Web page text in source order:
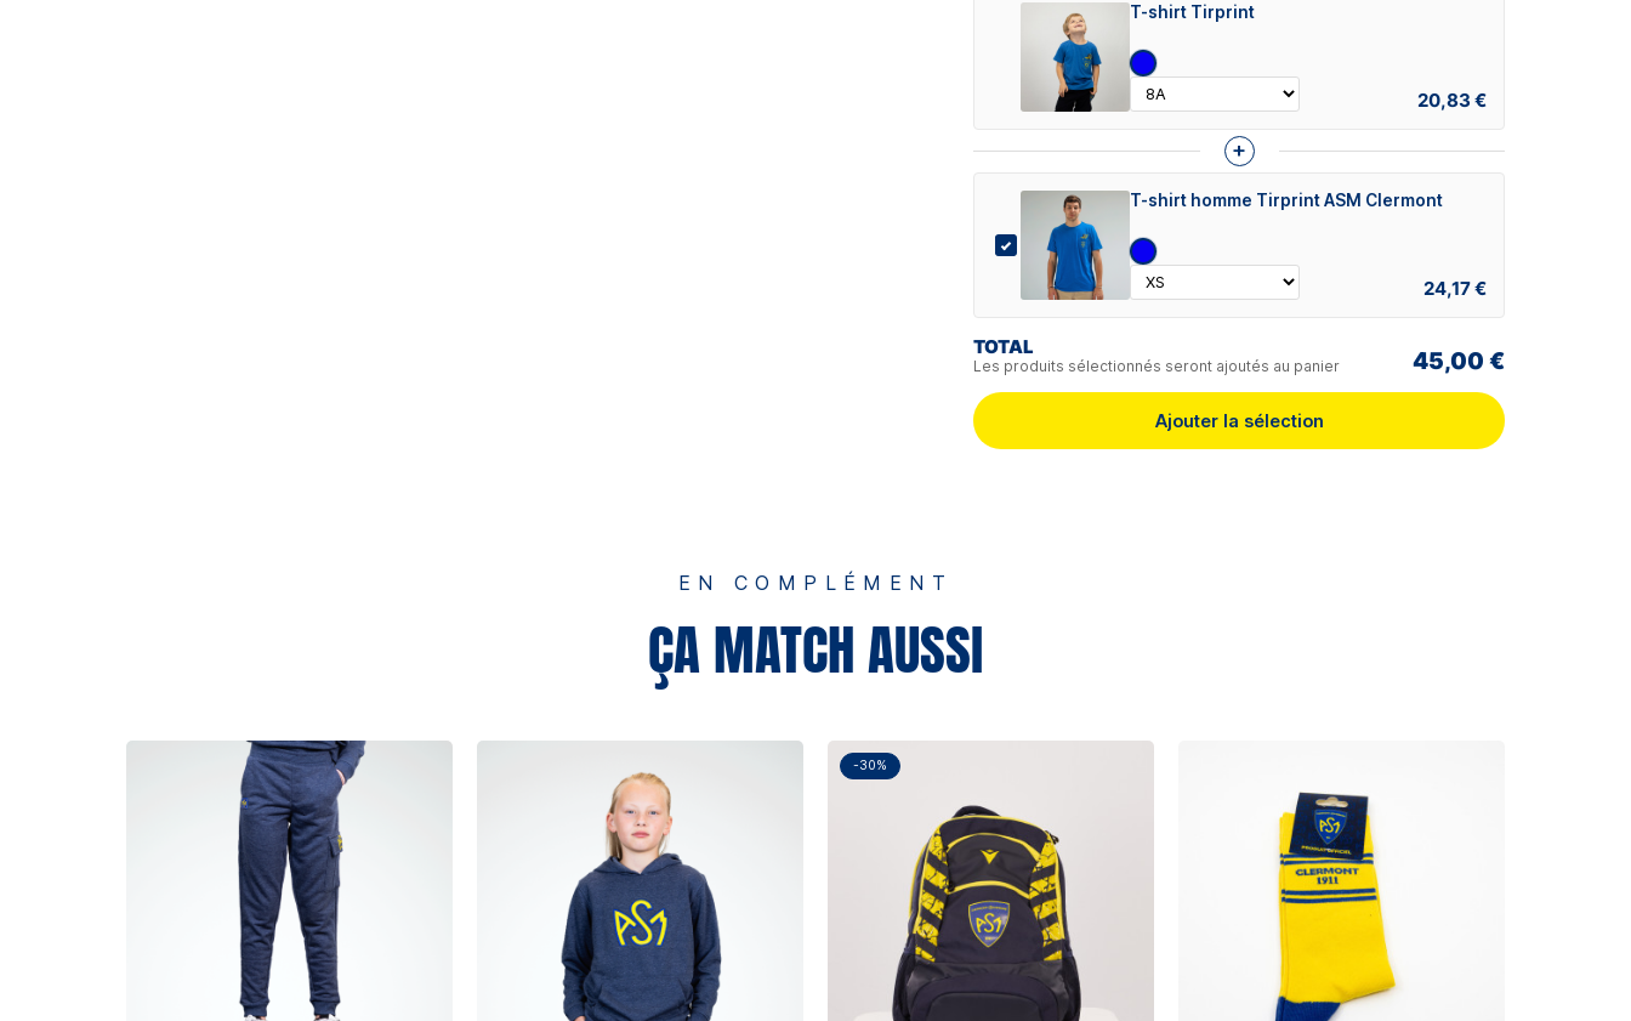
T-shirt Tirprint
20,83 €
+
T-shirt homme Tirprint ASM Clermont
24,17 €
TOTAL
Les produits sélectionnés seront ajoutés au panier 45,00 €
Ajouter la sélection
EN COMPLÉMENT
ÇA MATCH AUSSI
-30%